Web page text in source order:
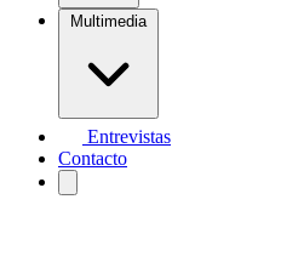
Multimedia
Entrevistas
Contacto